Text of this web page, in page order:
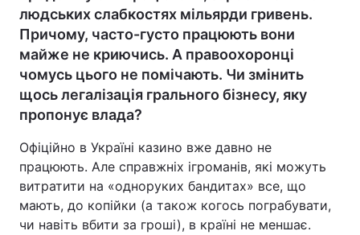
людських слабкостях мільярди гривень.
Причому, часто-густо працюють вони
майже не криючись. А правоохоронці
чомусь цього не помічають. Чи змінить
щось легалізація грального бізнесу, яку
пропонує влада?
Офіційно в Україні казино вже давно не
працюють. Але справжніх ігроманів, які можуть
витратити на «одноруких бандитах» все, що
мають, до копійки (а також когось пограбувати,
чи навіть вбити за гроші), в країні не меншає.